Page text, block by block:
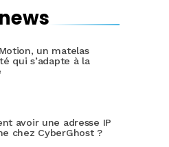
un matelas
qui s’adapte à la
avoir une adresse IP
chez CyberGhost ?